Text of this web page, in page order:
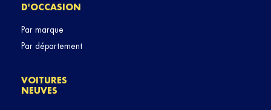
D'OCCASION
Par marque
Par département
VOITURES
NEUVES